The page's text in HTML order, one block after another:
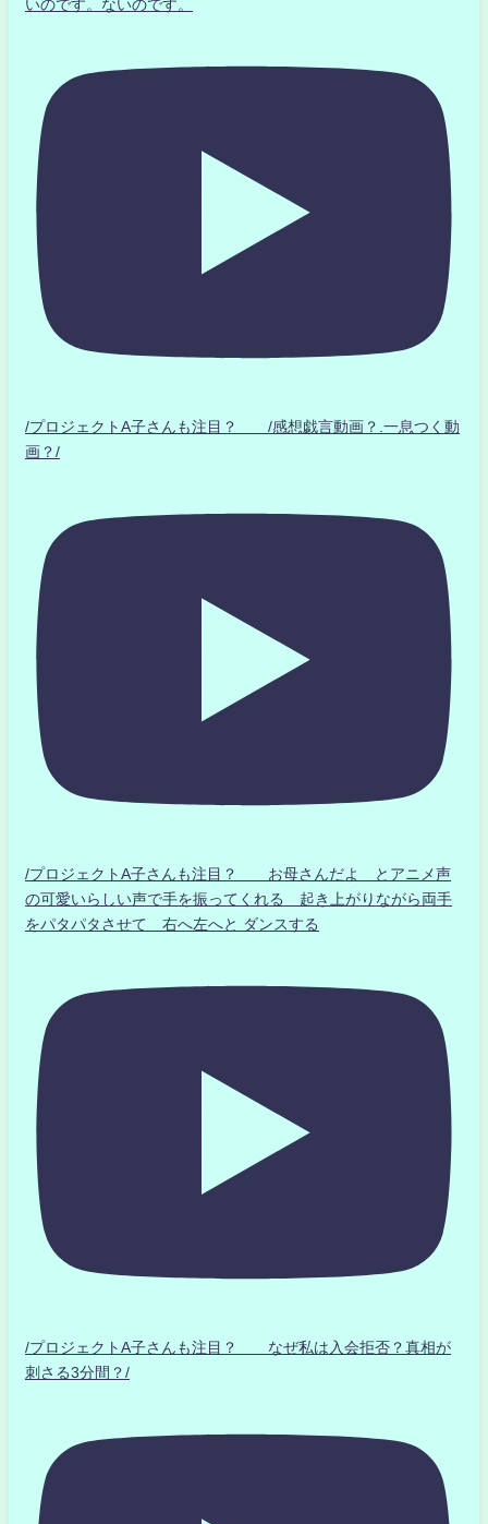
いのです。ないのです。
/プロジェクトA子さんも注目？ /感想戯言動画？.一息つく動
画？/
/プロジェクトA子さんも注目？ お母さんだよ とアニメ声
の可愛いらしい声で手を振ってくれる 起き上がりながら両手
をパタパタさせて 右へ左へと ダンスする
/プロジェクトA子さんも注目？ なぜ私は入会拒否？真相が
刺さる3分間？/